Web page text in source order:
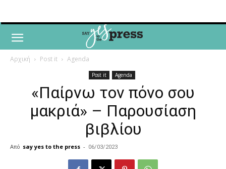
Αρχική Post it Agenda
Post it Agenda
«Παίρνω τον πόνο σου
μακριά» – Παρουσίαση
βιβλίου
Από say yes to the press - 06/03/2023